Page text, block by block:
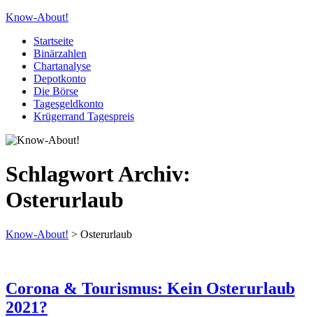
Know-About!
Startseite
Binärzahlen
Chartanalyse
Depotkonto
Die Börse
Tagesgeldkonto
Krügerrand Tagespreis
Schlagwort Archiv:
Osterurlaub
Know-About! > Osterurlaub
Corona & Tourismus: Kein Osterurlaub
2021?